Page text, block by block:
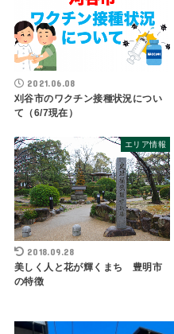
2021.06.08
刈谷市のワクチン接種状況につい
て（6/7現在）
エリア情報
2018.09.28
美しく人と花が輝くまち 豊明市
の特徴